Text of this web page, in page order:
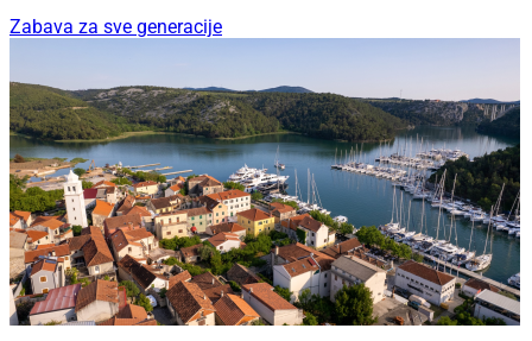
Zabava za sve generacije